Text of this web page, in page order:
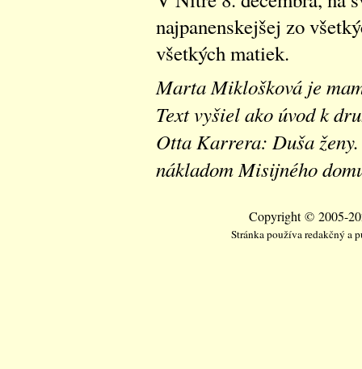
najpanenskejšej zo
všetkých matiek.
Marta Miklošková je
Text vyšiel ako úvod k
Otta Karrera: Duša
nákladom Misijného
Copyright © 2005-
Stránka používa redakčný a